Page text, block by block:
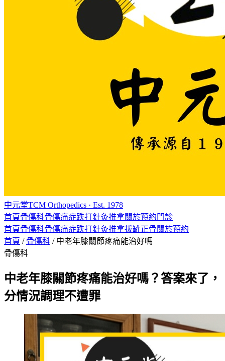
中元堂TCM Orthopedics · Est. 1978
首頁骨傷科骨傷痛症跌打針灸推拿關於預約門診
首頁骨傷科骨傷痛症跌打針灸推拿拔罐正骨關於預約
首頁 / 骨傷科 / 中老年膝關節疼痛能治好嗎
骨傷科
中老年膝關節疼痛能治好嗎？答案來了，
分情況調理不遭罪